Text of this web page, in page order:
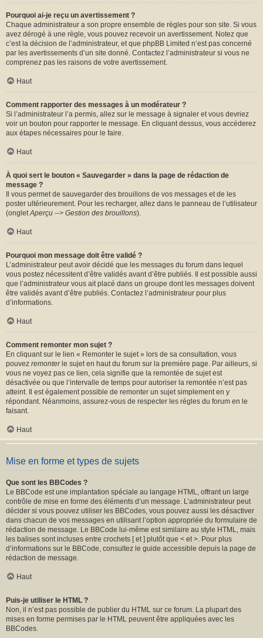
Pourquoi ai-je reçu un avertissement ?
Chaque administrateur a son propre ensemble de règles pour son site. Si vous
avez dérogé à une règle, vous pouvez recevoir un avertissement. Notez que
c’est la décision de l’administrateur, et que phpBB Limited n’est pas concerné
par les avertissements d’un site donné. Contactez l’administrateur si vous ne
comprenez pas les raisons de votre avertissement.
Haut
Comment rapporter des messages à un modérateur ?
Si l’administrateur l’a permis, allez sur le message à signaler et vous devriez
voir un bouton pour rapporter le message. En cliquant dessus, vous accéderez
aux étapes nécessaires pour le faire.
Haut
À quoi sert le bouton « Sauvegarder » dans la page de rédaction de
message ?
Il vous permet de sauvegarder des brouillons de vos messages et de les
poster ultérieurement. Pour les recharger, allez dans le panneau de l’utilisateur
(ongletAperçu --> Gestion des brouillons).
Haut
Pourquoi mon message doit être validé ?
L’administrateur peut avoir décidé que les messages du forum dans lequel
vous postez nécessitent d’être validés avant d’être publiés. Il est possible aussi
que l’administrateur vous ait placé dans un groupe dont les messages doivent
être validés avant d’être publiés. Contactez l’administrateur pour plus
d’informations.
Haut
Comment remonter mon sujet ?
En cliquant sur le lien « Remonter le sujet » lors de sa consultation, vous
pouvez remonterle sujet en haut du forum sur la première page. Par ailleurs, si
vous ne voyez pas ce lien, cela signifie que la remontée de sujet est
désactivée ou que l’intervalle de temps pour autoriser la remontée n’est pas
atteint. Il est également possible de remonter un sujet simplement en y
répondant. Néanmoins, assurez-vous de respecter les règles du forum en le
faisant.
Haut
Mise en forme et types de sujets
Que sont les BBCodes ?
Le BBCode est une implantation spéciale au langage HTML, offrant un large
contrôle de mise en forme des éléments d’un message. L’administrateur peut
décider si vous pouvez utiliser les BBCodes, vous pouvez aussi les désactiver
dans chacun de vos messages en utilisant l’option appropriée du formulaire de
rédaction de message. Le BBCode lui-même est similaire au style HTML, mais
les balises sont incluses entre crochets [ et ] plutôt que < et >. Pour plus
d’informations sur le BBCode, consultez le guide accessible depuis la page de
rédaction de message.
Haut
Puis-je utiliser le HTML ?
Non, il n’est pas possible de publier du HTML sur ce forum. La plupart des
mises en forme permises par le HTML peuvent être appliquées avec les
BBCodes.